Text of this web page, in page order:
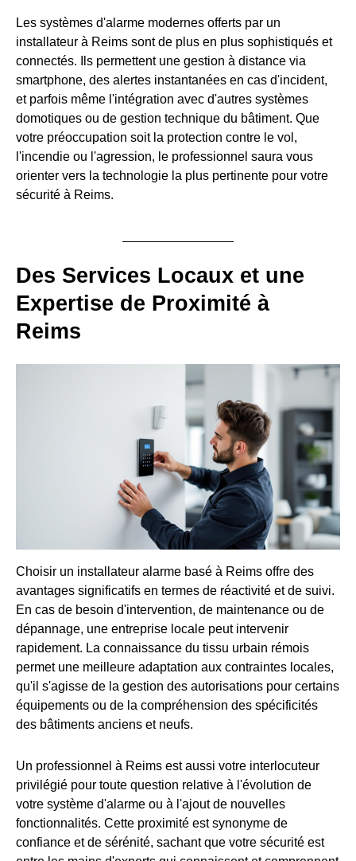
Les systèmes d'alarme modernes offerts par un
installateur à Reims sont de plus en plus sophistiqués et
connectés. Ils permettent une gestion à distance via
smartphone, des alertes instantanées en cas d'incident,
et parfois même l'intégration avec d'autres systèmes
domotiques ou de gestion technique du bâtiment. Que
votre préoccupation soit la protection contre le vol,
l'incendie ou l'agression, le professionnel saura vous
orienter vers la technologie la plus pertinente pour votre
sécurité à Reims.
Des Services Locaux et une
Expertise de Proximité à
Reims
Choisir un installateur alarme basé à Reims offre des
avantages significatifs en termes de réactivité et de suivi.
En cas de besoin d'intervention, de maintenance ou de
dépannage, une entreprise locale peut intervenir
rapidement. La connaissance du tissu urbain rémois
permet une meilleure adaptation aux contraintes locales,
qu'il s'agisse de la gestion des autorisations pour certains
équipements ou de la compréhension des spécificités
des bâtiments anciens et neufs.
Un professionnel à Reims est aussi votre interlocuteur
privilégié pour toute question relative à l'évolution de
votre système d'alarme ou à l'ajout de nouvelles
fonctionnalités. Cette proximité est synonyme de
confiance et de sérénité, sachant que votre sécurité est